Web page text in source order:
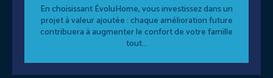
En choisissant ÉvoluHome, vous investissez dans un
projet à valeur ajoutée : chaque amélioration future
contribuera à augmenter le confort de votre famille
tout...